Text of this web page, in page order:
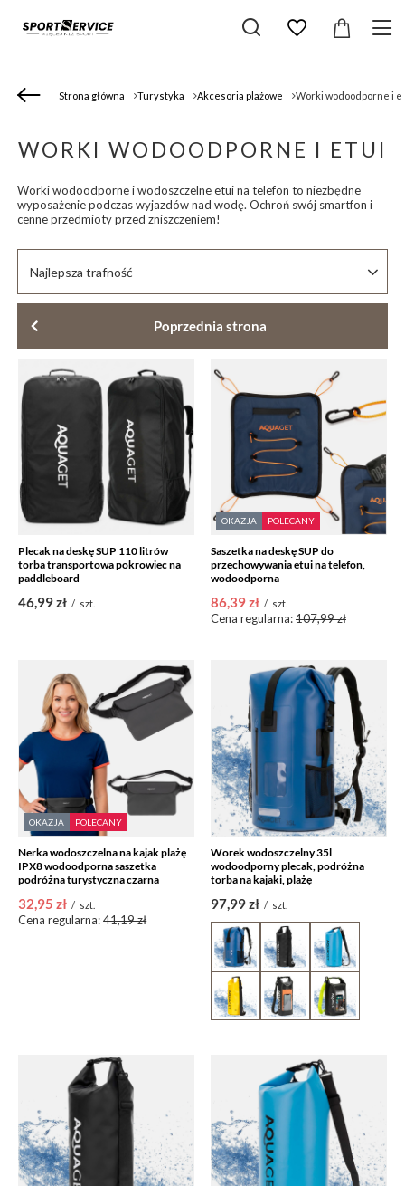
Strona główna Turystyka Akcesoria plażowe Worki wodoodporne i
WORKI WODOODPORNE I ETUI
Worki wodoodporne i wodoszczelne etui na telefon to niezbędne
wyposażenie podczas wyjazdów nad wodę. Ochroń swój smartfon i
cenne przedmioty przed zniszczeniem!
Zmień sortowanie
Najlepsza trafność
Poprzednia strona
Plecak na deskę SUP 110 litrów
torba transportowa pokrowiec na
paddleboard
46,99 zł / szt.
OKAZJA POLECANY
Saszetka na deskę SUP do
przechowywania etui na telefon,
wodoodporna
86,39 zł / szt.
Cena regularna:107,99 zł
OKAZJA POLECANY
Nerka wodoszczelna na kajak plażę
IPX8 wodoodporna saszetka
podróżna turystyczna czarna
32,95 zł / szt.
Cena regularna:41,19 zł
Worek wodoszczelny 35l
wodoodporny plecak, podróżna
torba na kajaki, plażę
97,99 zł / szt.